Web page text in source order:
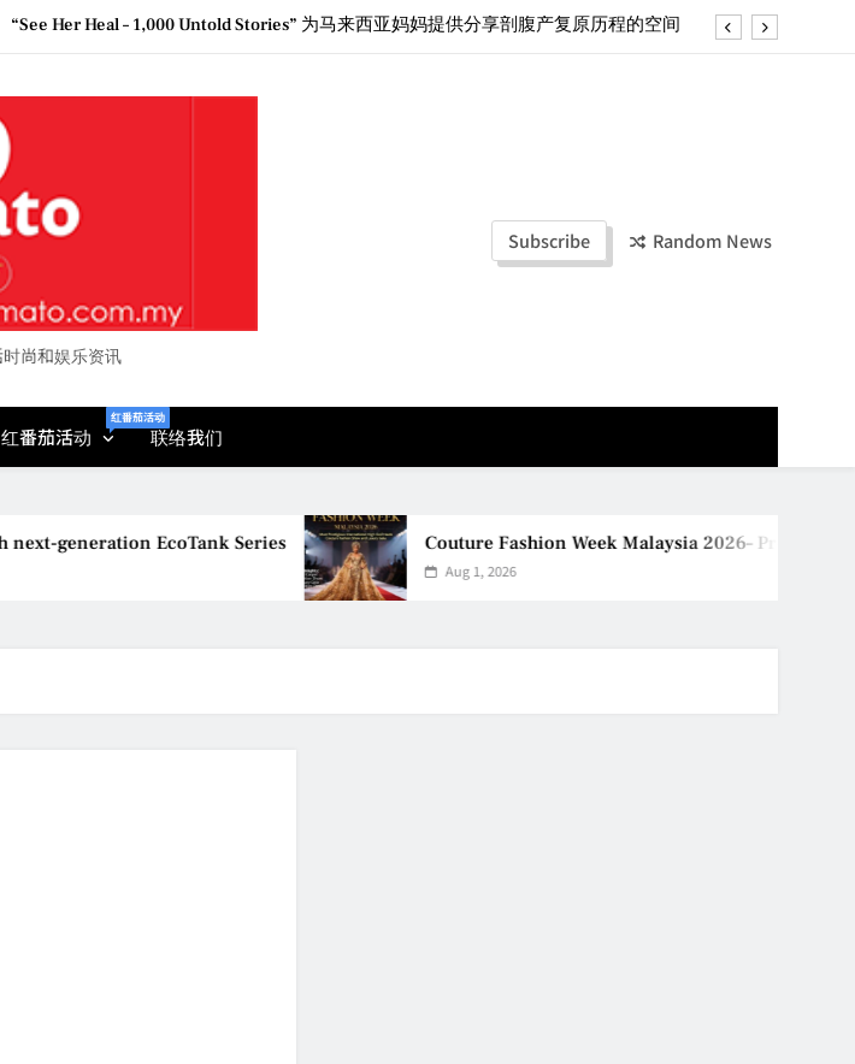
“See Her Heal – 1,000 Untold Stories” 为马来西亚妈妈提供分享剖腹产复原历程的空间
“See Her Heal – 1,000 Untold Stories” 为马来西亚妈妈提供分享剖腹产复原历程的空间
时尚和娱乐资讯
Subscribe Random News
红番茄活动
红番茄活动
联络我们
EcoTank Series Couture Fashion Week Malaysia 2026– Press Conference
Aug 1, 2026